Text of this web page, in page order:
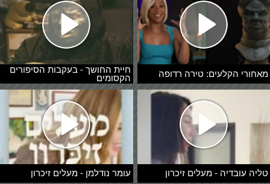
מאחורי הקלעים: טירה רדופה
חיית החושך - בעקבות הסיפורים
הקסומים
טליה עובדיה - מעלים זיכרון עומר נודלמן - מעלים זיכרון